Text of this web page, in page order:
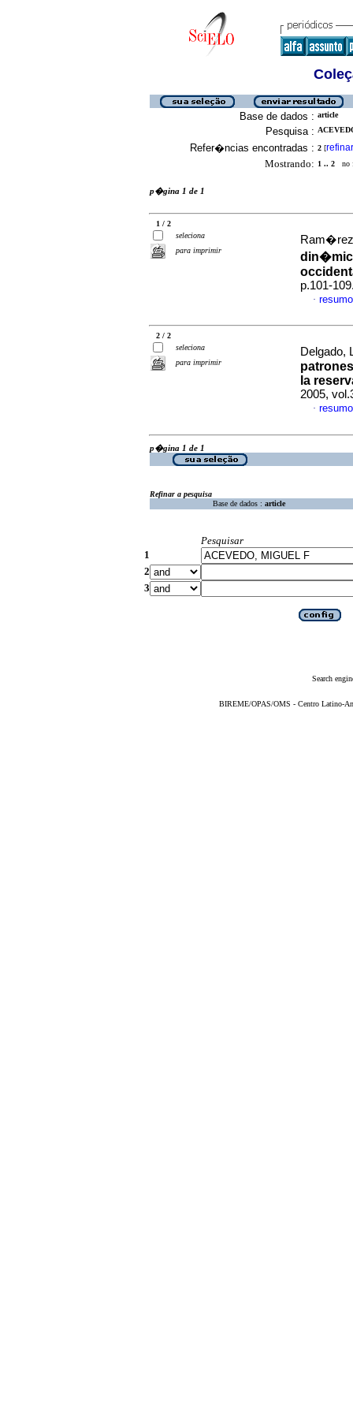
Base de dados : article
Pesquisa :
Refer�ncias encontradas : 2 [refinar
Mostrando: 1 .. 2 no
p�gina 1 de 1
1 / 2
seleciona
para imprimir
p.101-
·
2 / 2
seleciona
para imprimir
Delgado,
la
2005,
·
p�gina 1 de 1
Refinar a pesquisa
Base de dados : article
Pesquisar
1
2
3
Search
BIREME/OPAS/OMS - Centro Latino-